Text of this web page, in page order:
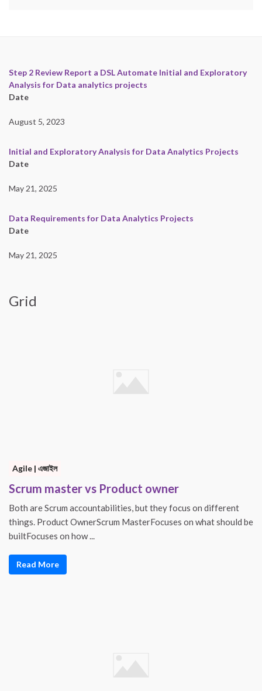
Step 2 Review Report a DSL Automate Initial and Exploratory
Analysis for Data analytics projects
Date
August 5, 2023
Initial and Exploratory Analysis for Data Analytics Projects
Date
May 21, 2025
Data Requirements for Data Analytics Projects
Date
May 21, 2025
Grid
Agile | এজাইল
Scrum master vs Product owner
Both are Scrum accountabilities, but they focus on different
things. Product OwnerScrum MasterFocuses on what should be
builtFocuses on how ...
Read More